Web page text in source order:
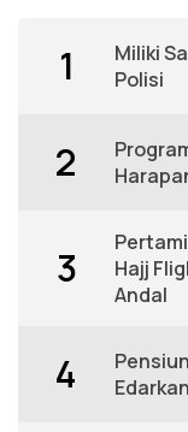
1
Miliki
Polisi
2
3
Hajj
Andal
4